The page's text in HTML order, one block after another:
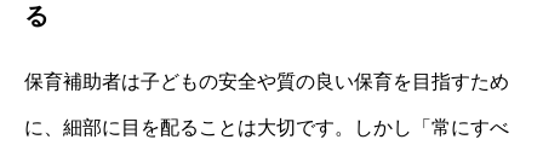
る
保育補助者は子どもの安全や質の良い保育を目指すため
に、細部に目を配ることは大切です。しかし「常にすべ